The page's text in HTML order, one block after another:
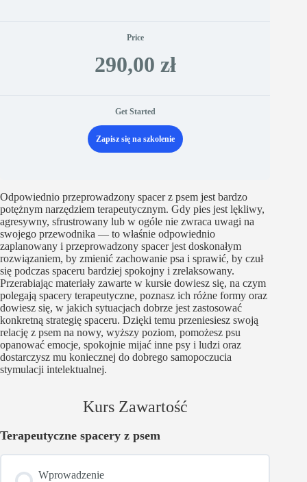
Price
290,00 zł
Get Started
Zapisz się na szkolenie
Odpowiednio przeprowadzony spacer z psem jest bardzo
potężnym narzędziem terapeutycznym. Gdy pies jest lękliwy,
agresywny, sfrustrowany lub w ogóle nie zwraca uwagi na
swojego przewodnika — to właśnie odpowiednio
zaplanowany i przeprowadzony spacer jest doskonałym
rozwiązaniem, by zmienić zachowanie psa i sprawić, by czuł
się podczas spaceru bardziej spokojny i zrelaksowany.
Przerabiając materiały zawarte w kursie dowiesz się, na czym
polegają spacery terapeutyczne, poznasz ich różne formy oraz
dowiesz się, w jakich sytuacjach dobrze jest zastosować
konkretną strategię spaceru. Dzięki temu przeniesiesz swoją
relację z psem na nowy, wyższy poziom, pomożesz psu
opanować emocje, spokojnie mijać inne psy i ludzi oraz
dostarczysz mu koniecznej do dobrego samopoczucia
stymulacji intelektualnej.
Kurs Zawartość
Terapeutyczne spacery z psem
Wprowadzenie